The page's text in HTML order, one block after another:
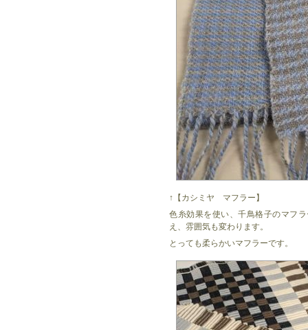
↑【カシミヤ マフラー】
色糸効果を使い、千鳥格子のマフ
え、雰囲気も変わります。
とっても柔らかいマフラーです。